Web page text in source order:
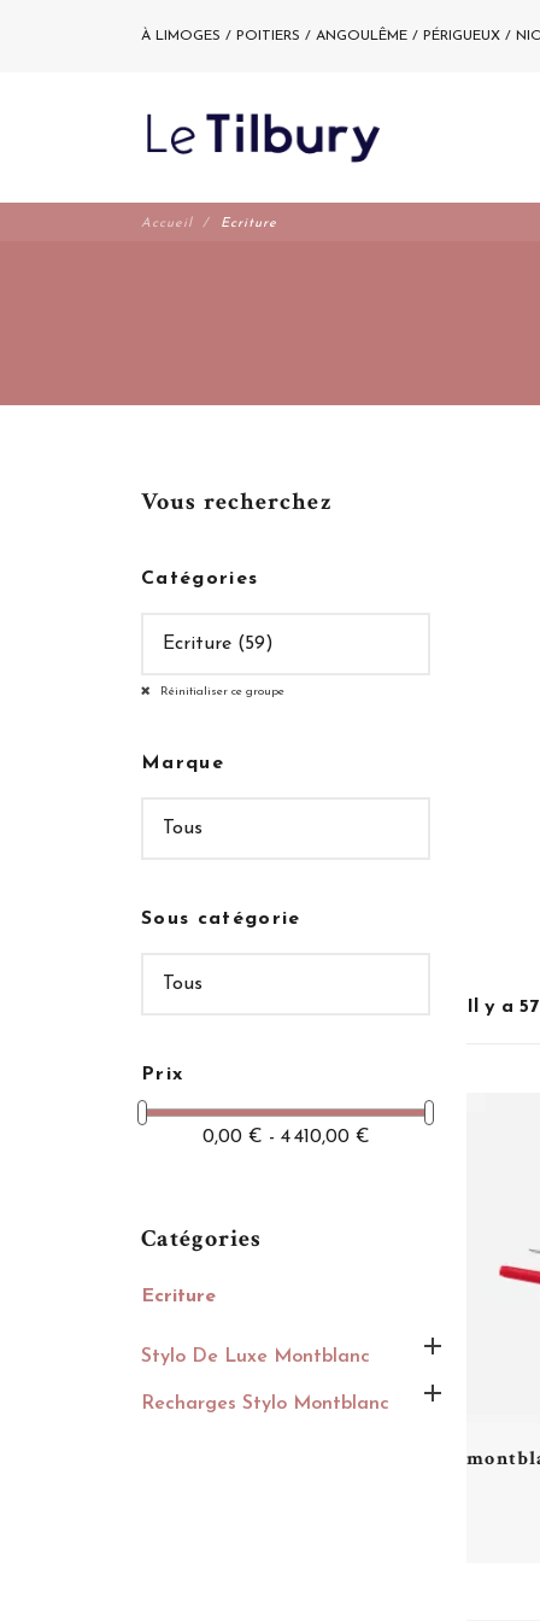
À LIMOGES / POITIERS / ANGOULÊME / PÉRIGUEUX /
Accueil Ecriture
Vous recherchez
Catégories
Réinitialiser ce groupe
Marque
Sous catégorie
Prix
0,00 € - 4 410,00 €
Catégories
Ecriture
Stylo De Luxe Montblanc 
Recharges Stylo Montblanc 
Il y a